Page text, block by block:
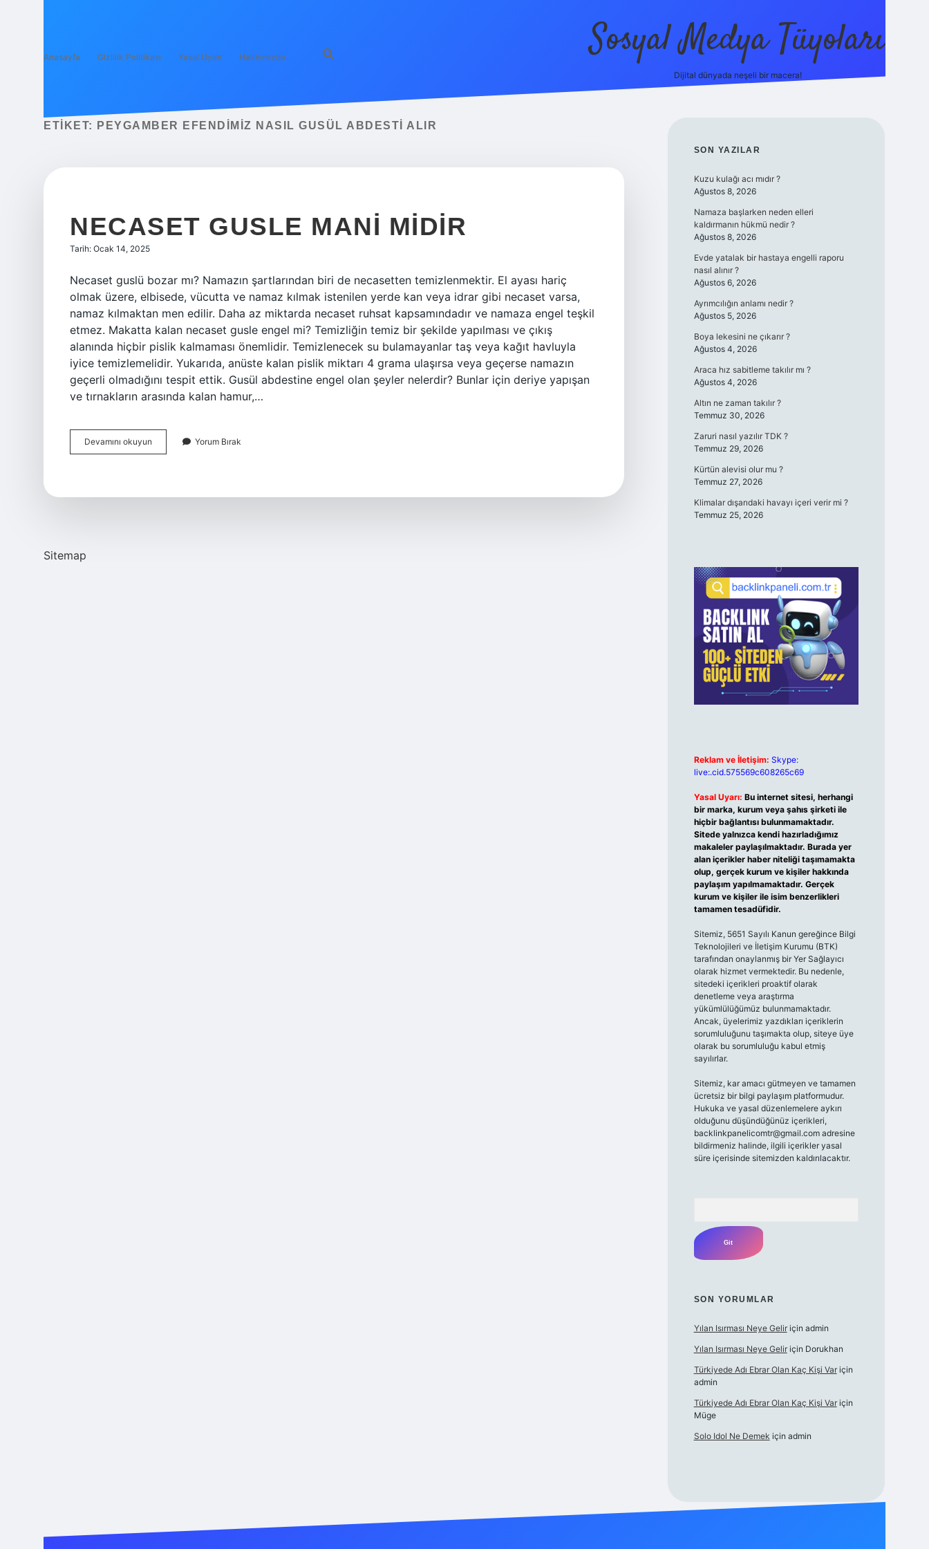
Anasayfa Gizlilik Politikası Yasal Uyarı Hakkımızda Sosyal Medya Tüyoları
Dijital dünyada neşeli bir macera!
ETIKET: PEYGAMBER EFENDIMIZ NASIL GUSÜL ABDESTI ALIR
NECASET GUSLE MANI MIDIR
Tarih: Ocak 14, 2025
Necaset guslü bozar mı? Namazın şartlarından biri de necasetten temizlenmektir. El ayası hariç
olmak üzere, elbisede, vücutta ve namaz kılmak istenilen yerde kan veya idrar gibi necaset varsa,
namaz kılmaktan men edilir. Daha az miktarda necaset ruhsat kapsamındadır ve namaza engel teşkil
etmez. Makatta kalan necaset gusle engel mi? Temizliğin temiz bir şekilde yapılması ve çıkış
alanında hiçbir pislik kalmaması önemlidir. Temizlenecek su bulamayanlar taş veya kağıt havluyla
iyice temizlemelidir. Yukarıda, anüste kalan pislik miktarı 4 grama ulaşırsa veya geçerse namazın
geçerli olmadığını tespit ettik. Gusül abdestine engel olan şeyler nelerdir? Bunlar için deriye yapışan
ve tırnakların arasında kalan hamur,…
Devamını okuyun Necaset
Gusle
Yorum Bırak
Sitemap
SIDEBAR
SON YAZILAR
Kuzu kulağı acı mıdır ?
Ağustos 8, 2026
Namaza başlarken neden elleri
kaldırmanın hükmü nedir ?
Ağustos 8, 2026
Evde yatalak bir hastaya engelli raporu
nasıl alınır ?
Ağustos 6, 2026
Ayrımcılığın anlamı nedir ?
Ağustos 5, 2026
Boya lekesini ne çıkarır ?
Ağustos 4, 2026
Araca hız sabitleme takılır mı ?
Ağustos 4, 2026
Altın ne zaman takılır ?
Temmuz 30, 2026
Zaruri nasıl yazılır TDK ?
Temmuz 29, 2026
Kürtün alevisi olur mu ?
Temmuz 27, 2026
Klimalar dışarıdaki havayı içeri verir mi ?
Temmuz 25, 2026
Reklam ve İletişim: Skype:
live:.cid.575569c608265c69
Yasal Uyarı: Bu internet sitesi, herhangi
bir marka, kurum veya şahıs şirketi ile
hiçbir bağlantısı bulunmamaktadır.
Sitede yalnızca kendi hazırladığımız
makaleler paylaşılmaktadır. Burada yer
alan içerikler haber niteliği taşımamakta
olup, gerçek kurum ve kişiler hakkında
paylaşım yapılmamaktadır. Gerçek
kurum ve kişiler ile isim benzerlikleri
tamamen tesadüfidir.
Sitemiz, 5651 Sayılı Kanun gereğince Bilgi
Teknolojileri ve İletişim Kurumu (BTK)
tarafından onaylanmış bir Yer Sağlayıcı
olarak hizmet vermektedir. Bu nedenle,
sitedeki içerikleri proaktif olarak
denetleme veya araştırma
yükümlülüğümüz bulunmamaktadır.
Ancak, üyelerimiz yazdıkları içeriklerin
sorumluluğunu taşımakta olup, siteye üye
olarak bu sorumluluğu kabul etmiş
sayılırlar.
Sitemiz, kar amacı gütmeyen ve tamamen
ücretsiz bir bilgi paylaşım platformudur.
Hukuka ve yasal düzenlemelere aykırı
olduğunu düşündüğünüz içerikleri,
backlinkpanelicomtr@gmail.comadresine
bildirmeniz halinde, ilgili içerikler yasal
süre içerisinde sitemizden kaldırılacaktır.
SON YORUMLAR
Yılan Isırması Neye Geliriçin admin
Yılan Isırması Neye Geliriçin Dorukhan
Türkiyede Adı Ebrar Olan Kaç Kişi Variçin
admin
Türkiyede Adı Ebrar Olan Kaç Kişi Variçin
Müge
Solo Idol Ne Demek için admin